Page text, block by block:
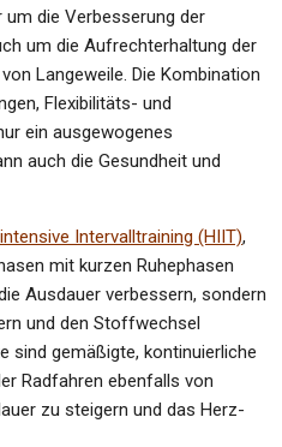
die Verbesserung der
um die Aufrechterhaltung der
Langeweile. Die Kombination
Flexibilitäts- und
ein ausgewogenes
auch die Gesundheit und
Intervalltraining (HIIT),
mit kurzen Ruhephasen
Ausdauer verbessern, sondern
und den Stoffwechsel
sind gemäßigte, kontinuierliche
Radfahren ebenfalls von
zu steigern und das Herz-